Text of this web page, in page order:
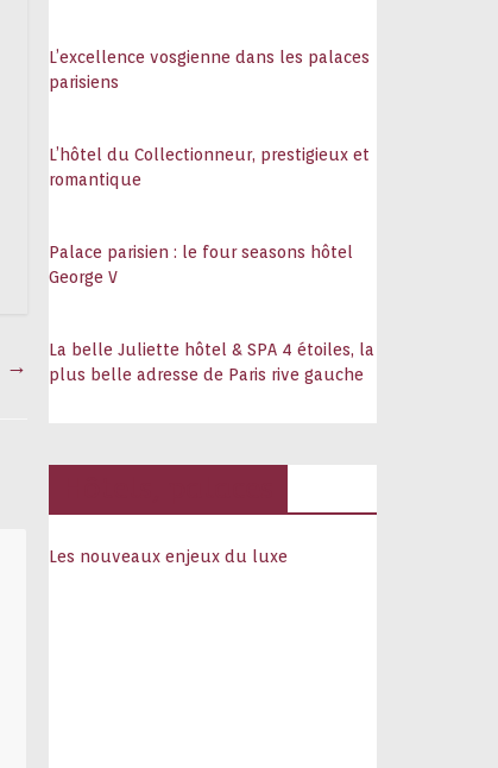
→
L’excellence vosgienne dans les palaces
parisiens
L’hôtel du Collectionneur, prestigieux et
romantique
Palace parisien : le four seasons hôtel
George V
La belle Juliette hôtel & SPA 4 étoiles, la
plus belle adresse de Paris rive gauche
Les nouveaux enjeux du luxe